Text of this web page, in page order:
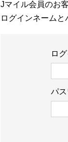
Jマイル会員のお
ログインネームと
ロ
パ